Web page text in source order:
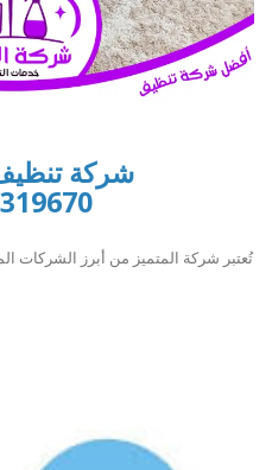
شركة
0543319670 |
تُعتبر شركة المتميز من أبرز